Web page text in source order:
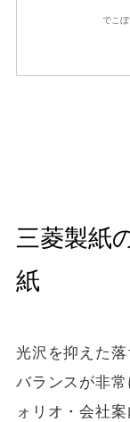
三菱製紙
紙
光沢を抑えた
バランスが非
ォリオ・会社